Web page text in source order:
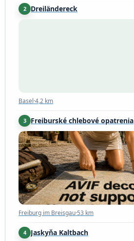
2 Dreiländereck
Basel·4,2 km
3 Freiburské chlebové opatrenia
Freiburg im Breisgau·53 km
Freiburg im Breisgau·53 km
4 Jaskyňa Kaltbach